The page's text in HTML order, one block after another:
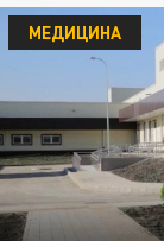
МЕДИЦИНА